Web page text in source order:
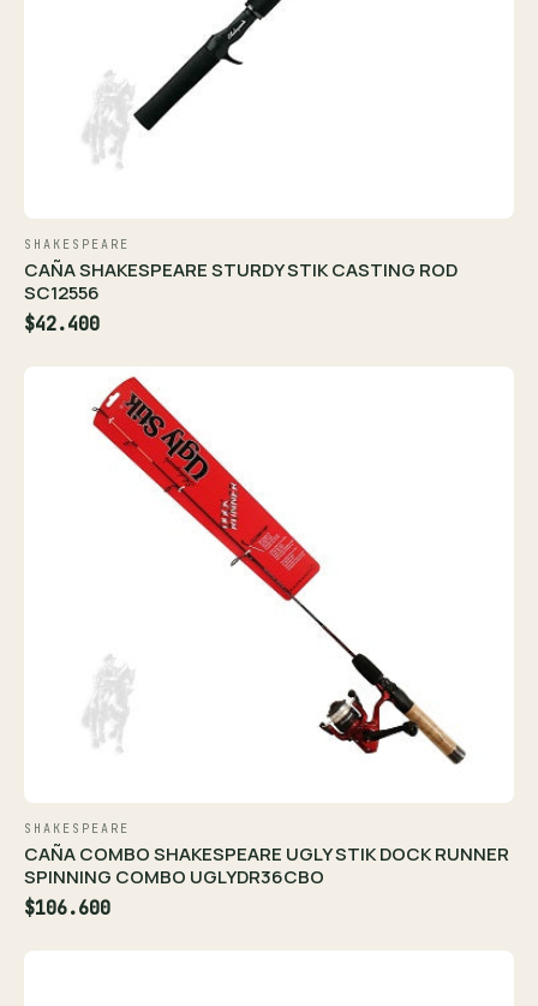
SHAKESPEARE
CAÑA SHAKESPEARE STURDY STIK CASTING ROD
SC12556
$42.400
SHAKESPEARE
CAÑA COMBO SHAKESPEARE UGLY STIK DOCK RUNNER
SPINNING COMBO UGLYDR36CBO
$106.600